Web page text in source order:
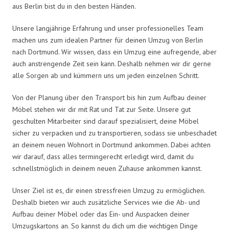
aus Berlin bist du in den besten Händen.
Unsere langjährige Erfahrung und unser professionelles Team
machen uns zum idealen Partner für deinen Umzug von Berlin
nach Dortmund. Wir wissen, dass ein Umzug eine aufregende, aber
auch anstrengende Zeit sein kann. Deshalb nehmen wir dir gerne
alle Sorgen ab und kümmern uns um jeden einzelnen Schritt.
Von der Planung über den Transport bis hin zum Aufbau deiner
Möbel stehen wir dir mit Rat und Tat zur Seite. Unsere gut
geschulten Mitarbeiter sind darauf spezialisiert, deine Möbel
sicher zu verpacken und zu transportieren, sodass sie unbeschadet
an deinem neuen Wohnort in Dortmund ankommen. Dabei achten
wir darauf, dass alles termingerecht erledigt wird, damit du
schnellstmöglich in deinem neuen Zuhause ankommen kannst.
Unser Ziel ist es, dir einen stressfreien Umzug zu ermöglichen.
Deshalb bieten wir auch zusätzliche Services wie die Ab- und
Aufbau deiner Möbel oder das Ein- und Auspacken deiner
Umzugskartons an. So kannst du dich um die wichtigen Dinge